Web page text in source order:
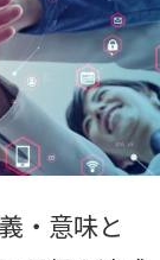
・意味と